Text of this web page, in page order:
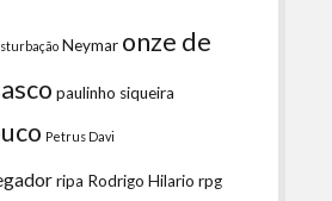
Neymar onze de
paulinho siqueira
Petrus Davi
ripa Rodrigo Hilario rpg